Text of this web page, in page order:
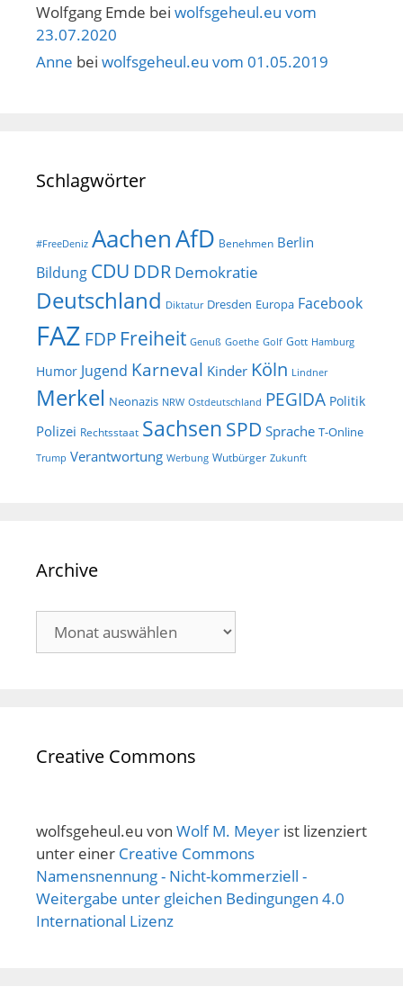
Wolfgang Emde bei wolfsgeheul.eu vom
23.07.2020
Anne bei wolfsgeheul.eu vom 01.05.2019
Schlagwörter
#FreeDeniz AachenAfD Benehmen Berlin
Bildung CDU DDR Demokratie
Deutschland Diktatur Dresden Europa Facebook
FAZ FDP Freiheit Genuß Goethe Golf Gott Hamburg
Humor Jugend Karneval Kinder Köln Lindner
Merkel Neonazis NRW Ostdeutschland PEGIDA Politik
Polizei Rechtsstaat Sachsen SPD Sprache T-Online
Trump Verantwortung Werbung Wutbürger Zukunft
Archive
Creative Commons
wolfsgeheul.eu von Wolf M. Meyer ist lizenziert
unter einer Creative Commons
Namensnennung - Nicht-kommerziell -
Weitergabe unter gleichen Bedingungen 4.0
International Lizenz